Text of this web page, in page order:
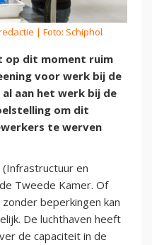
| Foto: Schiphol
op dit moment ruim
voor werk bij de
aan het werk bij de
om dit
te werven
en
Tweede Kamer. Of
beperkingen kan
De luchthaven heeft
de capaciteit in de